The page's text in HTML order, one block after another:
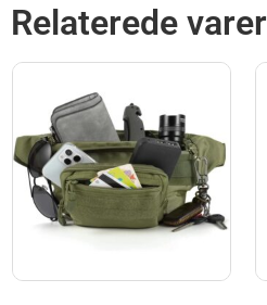
Relaterede varer